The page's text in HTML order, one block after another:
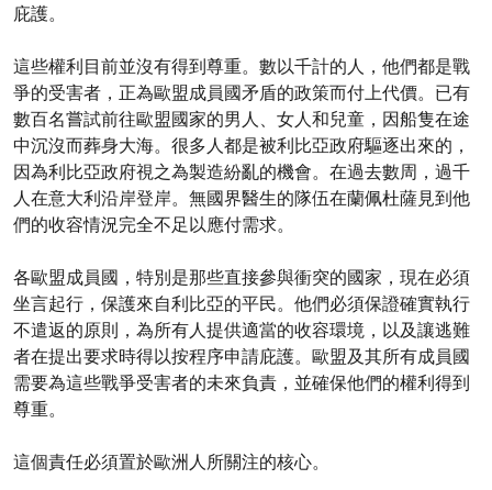
庇護。
這些權利目前並沒有得到尊重。數以千計的人，他們都是戰
爭的受害者，正為歐盟成員國矛盾的政策而付上代價。已有
數百名嘗試前往歐盟國家的男人、女人和兒童，因船隻在途
中沉沒而葬身大海。很多人都是被利比亞政府驅逐出來的，
因為利比亞政府視之為製造紛亂的機會。在過去數周，過千
人在意大利沿岸登岸。無國界醫生的隊伍在蘭佩杜薩見到他
們的收容情況完全不足以應付需求。
各歐盟成員國，特別是那些直接參與衝突的國家，現在必須
坐言起行，保護來自利比亞的平民。他們必須保證確實執行
不遣返的原則，為所有人提供適當的收容環境，以及讓逃難
者在提出要求時得以按程序申請庇護。歐盟及其所有成員國
需要為這些戰爭受害者的未來負責，並確保他們的權利得到
尊重。
這個責任必須置於歐洲人所關注的核心。